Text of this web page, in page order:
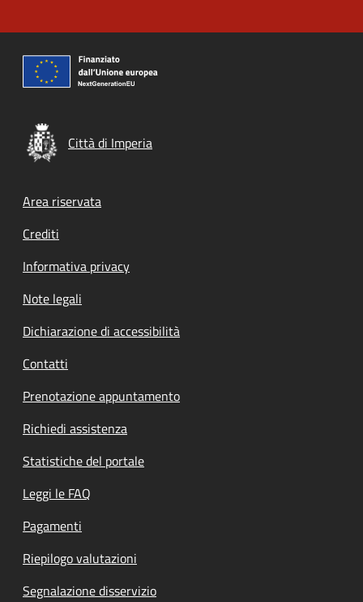
Città di Imperia
Footer menu
Area riservata
Crediti
Informativa privacy
Note legali
Dichiarazione di accessibilità
Contatti
Prenotazione appuntamento
Richiedi assistenza
Statistiche del portale
Leggi le FAQ
Pagamenti
Riepilogo valutazioni
Segnalazione disservizio